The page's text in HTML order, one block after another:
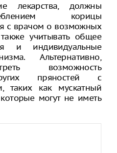
лекарства, должны
корицы
с врачом о возможных
учитывать общее
и индивидуальные
Альтернативно,
возможность
пряностей с
таких как мускатный
могут не иметь